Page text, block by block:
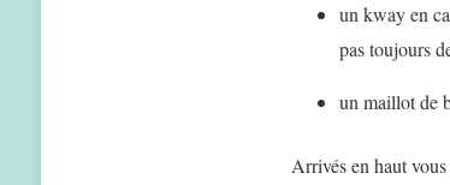
un kway en
pas toujours
un maillot de
Arrivés en haut